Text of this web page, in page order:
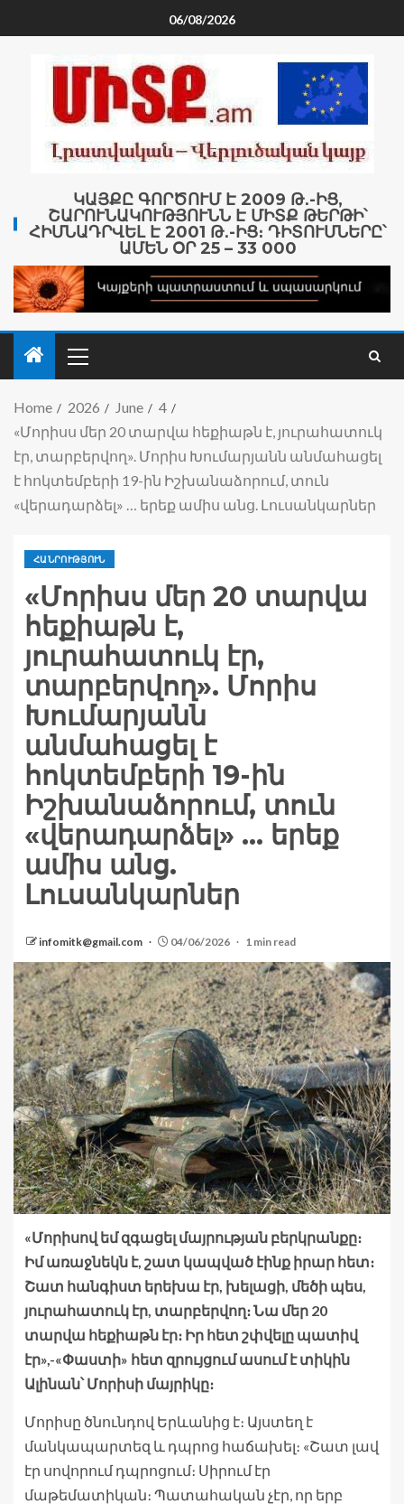
06/08/2026
ԿԱՅՔԸ ԳՈՐԾՈՒՄ Է 2009 Թ․-ԻՑ,
ՇԱՐՈՒՆԱԿՈՒԹՅՈՒՆՆ Է ՄԻՏՔ ԹԵՐԹԻ՝
ՀԻՄՆԱԴՐՎԵԼ Է 2001 Թ․-ԻՑ։ ԴԻՏՈՒՄՆԵՐԸ՝
ԱՄԵՆ ՕՐ 25 – 33 000
Home 2026 June
4
«Մորիսս մեր 20 տարվա հեքիաթն է, յուրահատուկ
էր, տարբերվող». Մորիս Խումարյանն անմահացել
է հոկտեմբերի 19-ին Իշխանաձորում, տուն
«վերադարձել» … երեք ամիս անց. Լուսանկարներ
ՀԱՆՐՈՒԹՅՈՒՆ
«Մորիսս մեր 20 տարվա
հեքիաթն է,
յուրահատուկ էր,
տարբերվող». Մորիս
Խումարյանն
անմահացել է
հոկտեմբերի 19-ին
Իշխանաձորում, տուն
«վերադարձել» … երեք
ամիս անց.
Լուսանկարներ
infomitk@gmail.com 04/06/2026 1 min read
«Մորիսով եմ զգացել մայրության բերկրանքը։
Իմ առաջնեկն է, շատ կապված էինք իրար հետ։
Շատ հանգիստ երեխա էր, խելացի, մեծի պես,
յուրահատուկ էր, տարբերվող։ Նա մեր 20
տարվա հեքիաթն էր։ Իր հետ շփվելը պատիվ
էր»,-«Փաստի» հետ զրույցում ասում է տիկին
Ալինան՝ Մորիսի մայրիկը։
Մորիսը ծնունդով Երևանից է։ Այստեղ է
մանկապարտեզ և դպրոց հաճախել։ «Շատ լավ
էր սովորում դպրոցում։ Սիրում էր
մաթեմատիկան։ Պատահական չէր, որ երբ